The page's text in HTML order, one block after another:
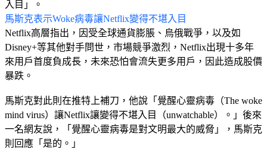
入目」。
馬斯克表示Woke病毒讓Netflix變得不堪入目
Netflix高層指出，因受全球通貨膨脹、烏俄戰爭，以及如
Disney+等其他對手問世，市場競爭激烈，Netflix出現十多年
來用戶首度負成長，未來恐怕會流失更多用戶，因此造成股價
暴跌。
馬斯克對此則在推特上補刀，他說「覺醒心靈病毒（The woke
mind virus）讓Netflix讓變得不堪入目（unwatchable）。」後來
一名網友說，「覺醒心靈病毒是對文明最大的威脅」，馬斯克
則回應「是的。」